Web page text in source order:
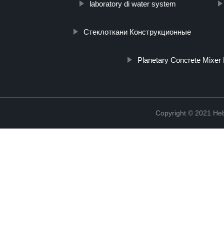
laboratory di water system
Стеклоткани Конструкционные
Planetary Concrete Mixer
Copyright © 2021